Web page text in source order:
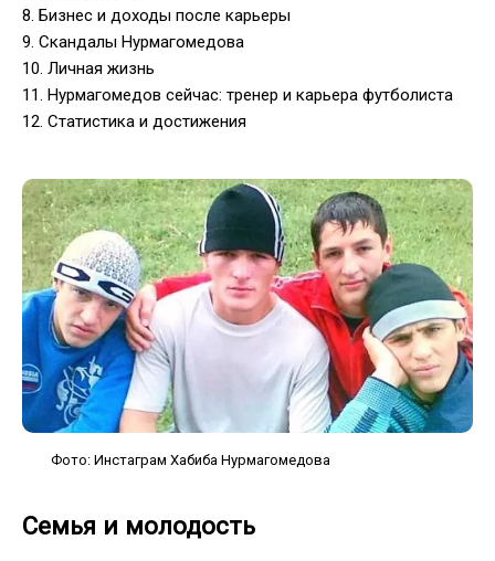
8. Бизнес и доходы после карьеры
9. Скандалы Нурмагомедова
10. Личная жизнь
11. Нурмагомедов сейчас: тренер и карьера футболиста
12. Статистика и достижения
Фото: Инстаграм Хабиба Нурмагомедова
Семья и молодость